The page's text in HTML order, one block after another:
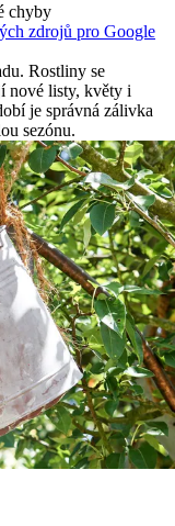
chyby
zdrojů pro Google
Rostliny se
nové listy, květy i
je správná zálivka
sezónu.